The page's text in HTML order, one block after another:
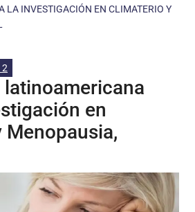
LA INVESTIGACIÓN EN CLIMATERIO Y
2
en